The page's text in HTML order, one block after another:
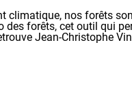
climatique, nos forêts
des forêts, cet outil qui
Jean-Christophe